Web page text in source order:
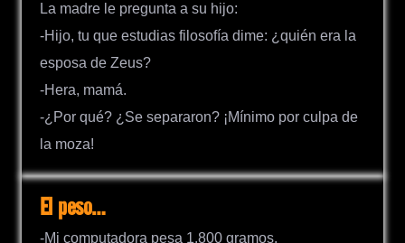
La madre le pregunta a su hijo:
-Hijo, tu que estudias filosofía dime: ¿quién era la
esposa de Zeus?
-Hera, mamá.
-¿Por qué? ¿Se separaron? ¡Mínimo por culpa de
la moza!
El peso…
-Mi computadora pesa 1.800 gramos.